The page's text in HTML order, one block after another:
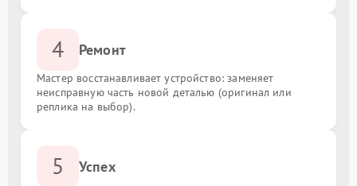
4 Ремонт
Мастер восстанавливает устройство: заменяет
неисправную часть новой деталью (оригинал или
реплика на выбор).
5 Успех